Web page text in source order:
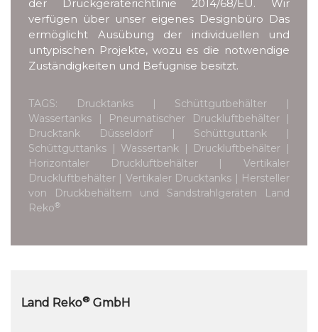
der Druckgeräterichtlinie 2014/68/EU. Wir
verfügen über unser eigenes Designbüro Das
ermöglicht Ausübung der individuellen und
untypischen Projekte, wozu es die notwendige
Zuständigkeiten und Befugnise besitzt.
TAGS: Drucktanks | Schüttgutbehälter |
Wassertanks | Pneumatischer Druckluftbehälter |
Drucktank Düsseldorf | Schüttguttank |
Schüttguttanks | Wassertank | Druckluftbehälter |
Horizontaler Druckluftbehälter | Vertikaler
Druckluftbehälter | Vertikaler Drucktanks | Hersteller
von Druckbehältern und Sandstrahlgeräten Land
Reko®
Land Reko® GmbH